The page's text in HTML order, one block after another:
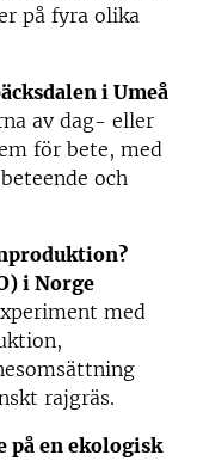
på fyra olika
i Umeå
av dag- eller
för bete, med
och
i Norge
med
rajgräs.
en ekologisk